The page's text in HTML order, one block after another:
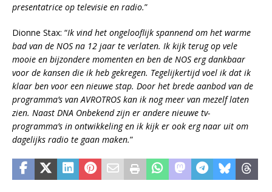
presentatrice op televisie en radio.”
Dionne Stax: “Ik vind het ongelooflijk spannend om het warme
bad van de NOS na 12 jaar te verlaten. Ik kijk terug op vele
mooie en bijzondere momenten en ben de NOS erg dankbaar
voor de kansen die ik heb gekregen. Tegelijkertijd voel ik dat ik
klaar ben voor een nieuwe stap. Door het brede aanbod van de
programma’s van AVROTROS kan ik nog meer van mezelf laten
zien. Naast DNA Onbekend zijn er andere nieuwe tv-
programma’s in ontwikkeling en ik kijk er ook erg naar uit om
dagelijks radio te gaan maken.”